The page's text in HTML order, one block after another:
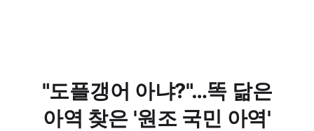
"도플갱어 아냐?"…똑 닮은
아역 찾은 '원조 국민 아역'